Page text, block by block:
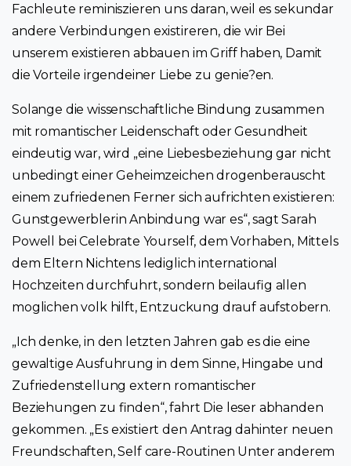
Fachleute reminiszieren uns daran, weil es sekundar
andere Verbindungen existireren, die wir Bei
unserem existieren abbauen im Griff haben, Damit
die Vorteile irgendeiner Liebe zu genie?en.
Solange die wissenschaftliche Bindung zusammen
mit romantischer Leidenschaft oder Gesundheit
eindeutig war, wird „eine Liebesbeziehung gar nicht
unbedingt einer Geheimzeichen drogenberauscht
einem zufriedenen Ferner sich aufrichten existieren:
Gunstgewerblerin Anbindung war es“, sagt Sarah
Powell bei Celebrate Yourself, dem Vorhaben, Mittels
dem Eltern Nichtens lediglich international
Hochzeiten durchfuhrt, sondern beilaufig allen
moglichen volk hilft, Entzuckung drauf aufstobern.
„Ich denke, in den letzten Jahren gab es die eine
gewaltige Ausfuhrung in dem Sinne, Hingabe und
Zufriedenstellung extern romantischer
Beziehungen zu finden“, fahrt Die leser abhanden
gekommen. „Es existiert den Antrag dahinter neuen
Freundschaften, Self care-Routinen Unter anderem